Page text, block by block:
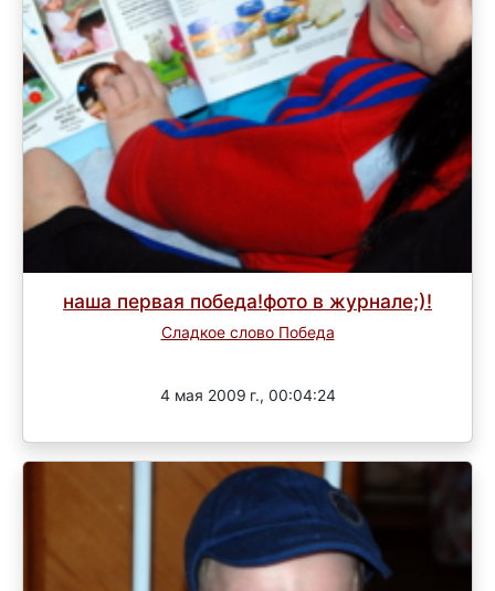
наша первая победа!фото в журнале;)!
Сладкое слово Победа
4 мая 2009 г., 00:04:24